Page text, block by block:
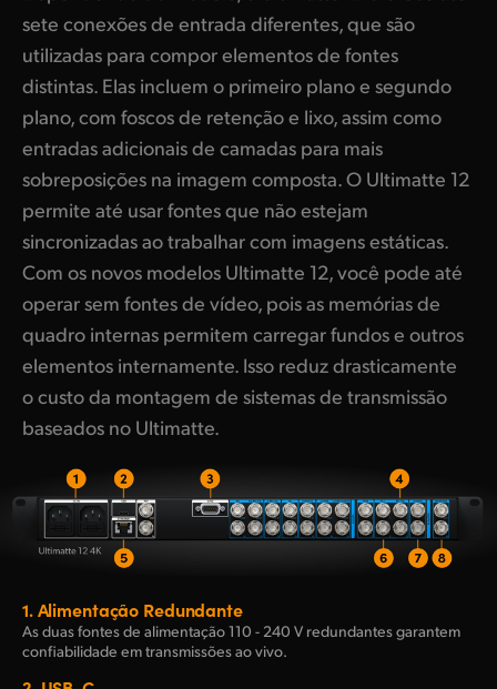
sete conexões de entrada diferentes, que são
utilizadas para compor elementos de fontes
distintas. Elas incluem o primeiro plano e segundo
plano, com foscos de retenção e lixo, assim como
entradas adicionais de camadas para mais
sobreposições na imagem composta. O Ultimatte 12
permite até usar fontes que não estejam
sincronizadas ao trabalhar com imagens estáticas.
Com os novos modelos Ultimatte 12, você pode até
operar sem fontes de vídeo, pois as memórias de
quadro internas permitem carregar fundos e outros
elementos internamente. Isso reduz drasticamente
o custo da montagem de sistemas de transmissão
baseados no Ultimatte.
1.Alimentação Redundante
As duas fontes de alimentação 110 - 240 V redundantes garantem
confiabilidade em transmissões ao vivo.